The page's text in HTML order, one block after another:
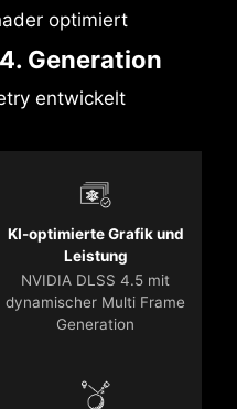
optimiert
Generation
entwickelt
KI-optimierte Grafik und
Leistung
NVIDIA DLSS 4.5 mit
dynamischer Multi Frame
Generation